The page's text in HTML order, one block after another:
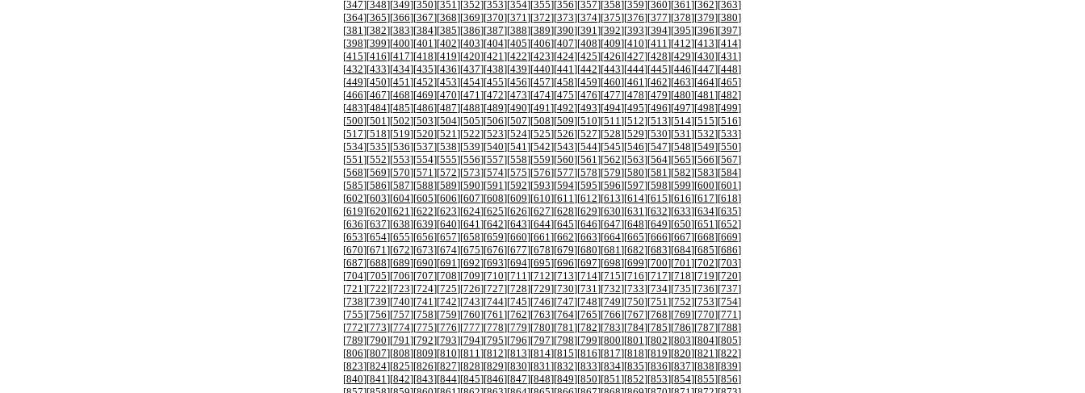
[347][348][349][350][351][352][353][354][355][356][357][358][359][360][361][362][363]
[364][365][366][367][368][369][370][371][372][373][374][375][376][377][378][379][380]
[381][382][383][384][385][386][387][388][389][390][391][392][393][394][395][396][397]
[398][399][400][401][402][403][404][405][406][407][408][409][410][411][412][413][414]
[415][416][417][418][419][420][421][422][423][424][425][426][427][428][429][430][431]
[432][433][434][435][436][437][438][439][440][441][442][443][444][445][446][447][448]
[449][450][451][452][453][454][455][456][457][458][459][460][461][462][463][464][465]
[466][467][468][469][470][471][472][473][474][475][476][477][478][479][480][481][482]
[483][484][485][486][487][488][489][490][491][492][493][494][495][496][497][498][499]
[500][501][502][503][504][505][506][507][508][509][510][511][512][513][514][515][516]
[517][518][519][520][521][522][523][524][525][526][527][528][529][530][531][532][533]
[534][535][536][537][538][539][540][541][542][543][544][545][546][547][548][549][550]
[551][552][553][554][555][556][557][558][559][560][561][562][563][564][565][566][567]
[568][569][570][571][572][573][574][575][576][577][578][579][580][581][582][583][584]
[585][586][587][588][589][590][591][592][593][594][595][596][597][598][599][600][601]
[602][603][604][605][606][607][608][609][610][611][612][613][614][615][616][617][618]
[619][620][621][622][623][624][625][626][627][628][629][630][631][632][633][634][635]
[636][637][638][639][640][641][642][643][644][645][646][647][648][649][650][651][652]
[653][654][655][656][657][658][659][660][661][662][663][664][665][666][667][668][669]
[670][671][672][673][674][675][676][677][678][679][680][681][682][683][684][685][686]
[687][688][689][690][691][692][693][694][695][696][697][698][699][700][701][702][703]
[704][705][706][707][708][709][710][711][712][713][714][715][716][717][718][719][720]
[721][722][723][724][725][726][727][728][729][730][731][732][733][734][735][736][737]
[738][739][740][741][742][743][744][745][746][747][748][749][750][751][752][753][754]
[755][756][757][758][759][760][761][762][763][764][765][766][767][768][769][770][771]
[772][773][774][775][776][777][778][779][780][781][782][783][784][785][786][787][788]
[789][790][791][792][793][794][795][796][797][798][799][800][801][802][803][804][805]
[806][807][808][809][810][811][812][813][814][815][816][817][818][819][820][821][822]
[823][824][825][826][827][828][829][830][831][832][833][834][835][836][837][838][839]
[840][841][842][843][844][845][846][847][848][849][850][851][852][853][854][855][856]